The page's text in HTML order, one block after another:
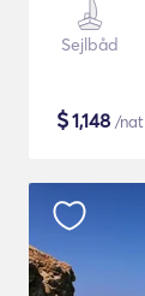
Sejlbåd
$1,148 /nat